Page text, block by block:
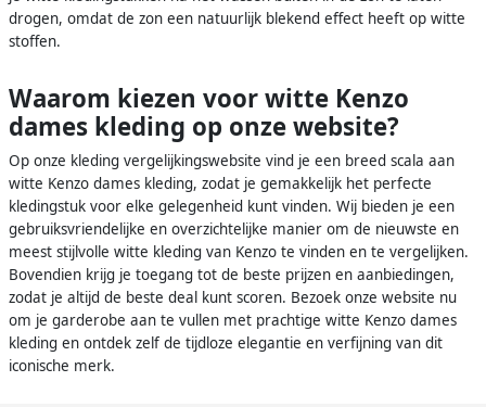
drogen, omdat de zon een natuurlijk blekend effect heeft op witte
stoffen.
Waarom kiezen voor witte Kenzo
dames kleding op onze website?
Op onze kleding vergelijkingswebsite vind je een breed scala aan
witte Kenzo dames kleding, zodat je gemakkelijk het perfecte
kledingstuk voor elke gelegenheid kunt vinden. Wij bieden je een
gebruiksvriendelijke en overzichtelijke manier om de nieuwste en
meest stijlvolle witte kleding van Kenzo te vinden en te vergelijken.
Bovendien krijg je toegang tot de beste prijzen en aanbiedingen,
zodat je altijd de beste deal kunt scoren. Bezoek onze website nu
om je garderobe aan te vullen met prachtige witte Kenzo dames
kleding en ontdek zelf de tijdloze elegantie en verfijning van dit
iconische merk.